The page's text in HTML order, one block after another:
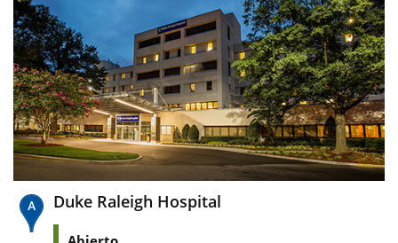
Duke Raleigh Hospital